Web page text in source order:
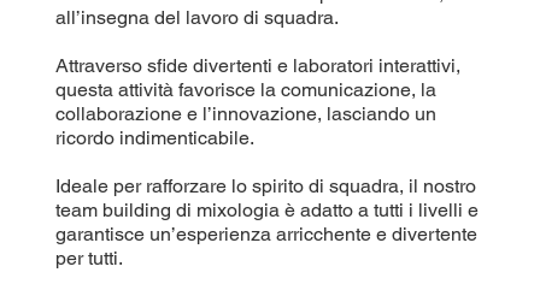
all’insegna del lavoro di squadra.
Attraverso sfide divertenti e laboratori interattivi,
questa attività favorisce la comunicazione, la
collaborazione e l’innovazione, lasciando un
ricordo indimenticabile.
Ideale per rafforzare lo spirito di squadra, il nostro
team building di mixologia è adatto a tutti i livelli e
garantisce un’esperienza arricchente e divertente
per tutti.